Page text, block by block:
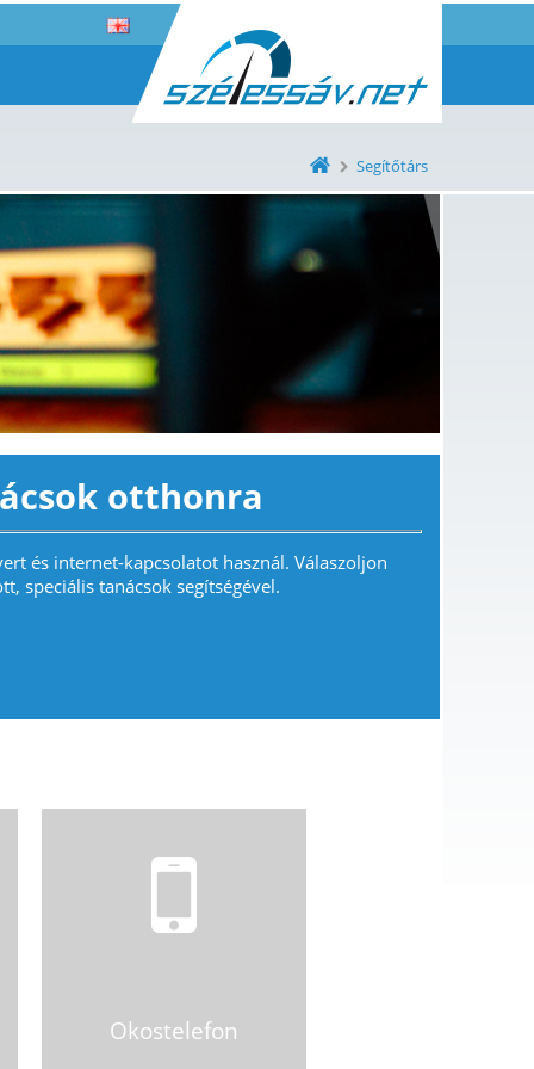
Segítőtárs
otthonra
és internet-kapcsolatot használ. Válaszoljon
speciális tanácsok segítségével.
Okostelefon